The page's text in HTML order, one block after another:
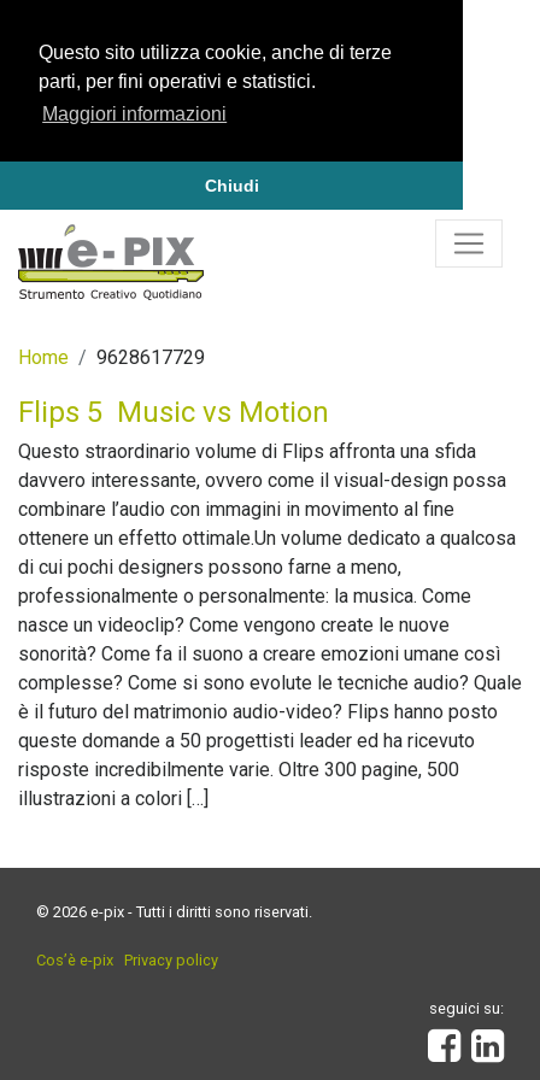
Questo sito utilizza cookie, anche di terze
parti, per fini operativi e statistici.
Maggiori informazioni
Chiudi
Home 9628617729
Flips 5  Music vs Motion
Questo straordinario volume di Flips affronta una sfida
davvero interessante, ovvero come il visual-design possa
combinare l’audio con immagini in movimento al fine
ottenere un effetto ottimale.Un volume dedicato a qualcosa
di cui pochi designers possono farne a meno,
professionalmente o personalmente: la musica. Come
nasce un videoclip? Come vengono create le nuove
sonorità? Come fa il suono a creare emozioni umane così
complesse? Come si sono evolute le tecniche audio? Quale
è il futuro del matrimonio audio-video? Flips hanno posto
queste domande a 50 progettisti leader ed ha ricevuto
risposte incredibilmente varie. Oltre 300 pagine, 500
illustrazioni a colori […]
© 2026 e-pix - Tutti i diritti sono riservati.
Cos’è e-pix Privacy policy
seguici su: